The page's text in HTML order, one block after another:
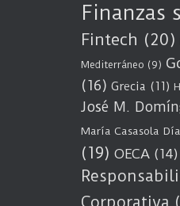
Finanzas
Fintech (20)
Mediterráneo (9)
(16) Grecia (11)
José M.
María Casasola
(19) OECA (14)